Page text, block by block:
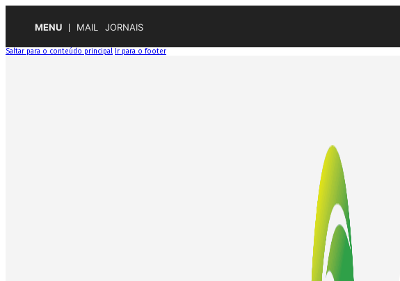
MENU MAIL JORNAIS
Saltar para o conteúdo principal Ir para o footer